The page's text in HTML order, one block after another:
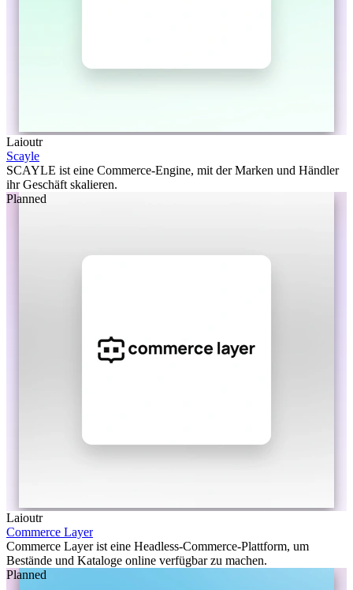
Laioutr
Scayle
SCAYLE ist eine Commerce-Engine, mit der Marken und Händler
ihr Geschäft skalieren.
Planned
Laioutr
Commerce Layer
Commerce Layer ist eine Headless-Commerce-Plattform, um
Bestände und Kataloge online verfügbar zu machen.
Planned